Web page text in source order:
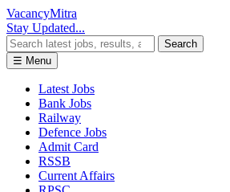
VacancyMitra
Stay Updated...
Search
☰ Menu
Latest Jobs
Bank Jobs
Railway
Defence Jobs
Admit Card
RSSB
Current Affairs